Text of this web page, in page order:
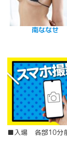
南ななせ
■入場 各部10分